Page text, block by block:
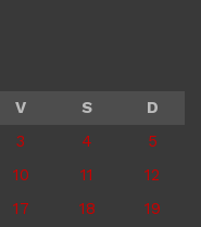
V S
D
3 4
5
10 11
12
17 18
19